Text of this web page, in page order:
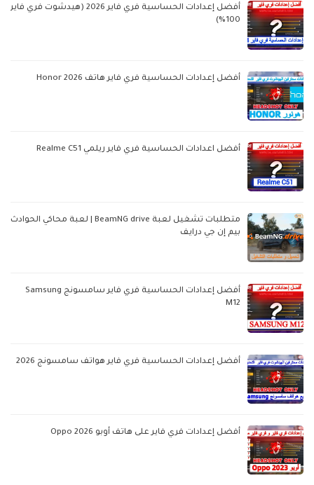
أفضل إعدادات الحساسية فري فاير 2026 (هيدشوت فري فاير
100%)
أفضل إعدادات الحساسية فري فاير هاتف Honor 2026
أفضل اعدادات الحساسية فري فاير ريلمي Realme C51
متطلبات تشغيل لعبة BeamNG drive | لعبة محاكي الحوادث
بيم إن جي درايف
أفضل إعدادات الحساسية فري فاير سامسونج Samsung
M12
أفضل إعدادات الحساسية فري فاير هواتف سامسونج 2026
أفضل إعدادات فري فاير على هاتف أوبو Oppo 2026